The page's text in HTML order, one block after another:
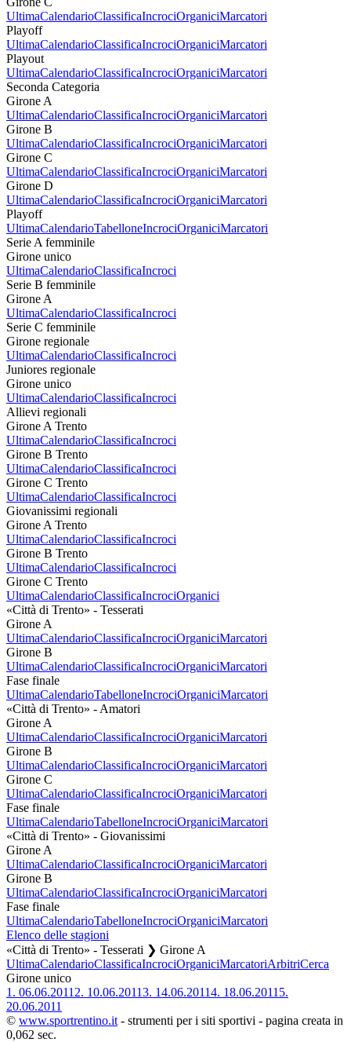
UltimaCalendarioClassificaIncrociOrganiciMarcatori
Playoff
UltimaCalendarioClassificaIncrociOrganiciMarcatori
Playout
UltimaCalendarioClassificaIncrociOrganiciMarcatori
Seconda Categoria
Girone A
UltimaCalendarioClassificaIncrociOrganiciMarcatori
Girone B
UltimaCalendarioClassificaIncrociOrganiciMarcatori
Girone C
UltimaCalendarioClassificaIncrociOrganiciMarcatori
Girone D
UltimaCalendarioClassificaIncrociOrganiciMarcatori
Playoff
UltimaCalendarioTabelloneIncrociOrganiciMarcatori
Serie A femminile
Girone unico
UltimaCalendarioClassificaIncroci
Serie B femminile
Girone A
UltimaCalendarioClassificaIncroci
Serie C femminile
Girone regionale
UltimaCalendarioClassificaIncroci
Juniores regionale
Girone unico
UltimaCalendarioClassificaIncroci
Allievi regionali
Girone A Trento
UltimaCalendarioClassificaIncroci
Girone B Trento
UltimaCalendarioClassificaIncroci
Girone C Trento
UltimaCalendarioClassificaIncroci
Giovanissimi regionali
Girone A Trento
UltimaCalendarioClassificaIncroci
Girone B Trento
UltimaCalendarioClassificaIncroci
Girone C Trento
UltimaCalendarioClassificaIncrociOrganici
«Città di Trento» - Tesserati
Girone A
UltimaCalendarioClassificaIncrociOrganiciMarcatori
Girone B
UltimaCalendarioClassificaIncrociOrganiciMarcatori
Fase finale
UltimaCalendarioTabelloneIncrociOrganiciMarcatori
«Città di Trento» - Amatori
Girone A
UltimaCalendarioClassificaIncrociOrganiciMarcatori
Girone B
UltimaCalendarioClassificaIncrociOrganiciMarcatori
Girone C
UltimaCalendarioClassificaIncrociOrganiciMarcatori
Fase finale
UltimaCalendarioTabelloneIncrociOrganiciMarcatori
«Città di Trento» - Giovanissimi
Girone A
UltimaCalendarioClassificaIncrociOrganiciMarcatori
Girone B
UltimaCalendarioClassificaIncrociOrganiciMarcatori
Fase finale
UltimaCalendarioTabelloneIncrociOrganiciMarcatori
Elenco delle stagioni
«Città di Trento» - Tesserati ❯ Girone A
UltimaCalendarioClassificaIncrociOrganiciMarcatoriArbitriCerca
Girone unico
1. 06.06.2011 2. 10.06.20113. 14.06.20114. 18.06.2011 5.
20.06.2011
© www.sportrentino.it - strumenti per i siti sportivi - pagina creata in
0,062 sec.